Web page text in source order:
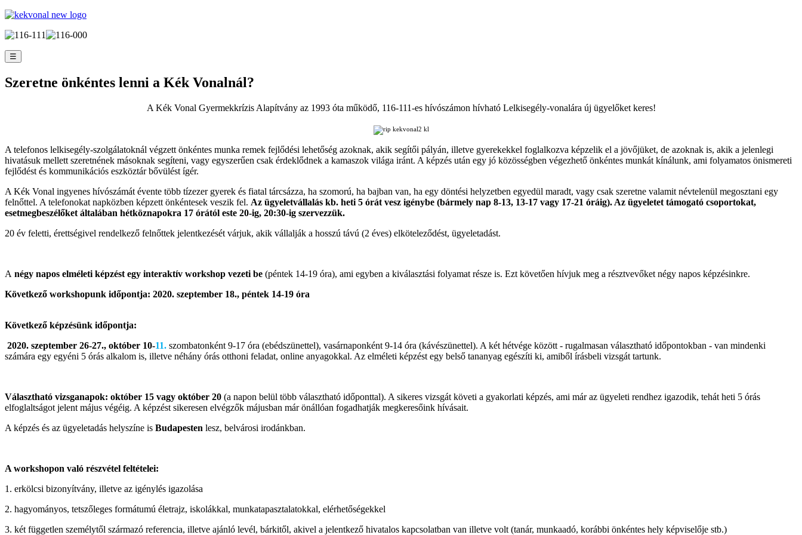
☰
Szeretne önkéntes lenni a Kék Vonalnál?
A Kék Vonal Gyermekkrízis Alapítvány az 1993 óta működő, 116-111-es hívószámon hívható Lelkisegély-vonalára új ügyelőket keres!
A telefonos lelkisegély-szolgálatoknál végzett önkéntes munka remek fejlődési lehetőség azoknak, akik segítői pályán, illetve gyerekekkel foglalkozva képzelik el a jövőjüket, de azoknak is, akik a jelenlegi
hivatásuk mellett szeretnének másoknak segíteni, vagy egyszerűen csak érdeklődnek a kamaszok világa iránt. A képzés után egy jó közösségben végezhető önkéntes munkát kínálunk, ami folyamatos önismereti
fejlődést és kommunikációs eszköztár bővülést ígér.
A Kék Vonal ingyenes hívószámát évente több tízezer gyerek és fiatal tárcsázza, ha szomorú, ha bajban van, ha egy döntési helyzetben egyedül maradt, vagy csak szeretne valamit névtelenül megosztani egy
felnőttel. A telefonokat napközben képzett önkéntesek veszik fel. Az ügyeletvállalás kb. heti 5 órát vesz igénybe (bármely nap 8-13, 13-17 vagy 17-21 óráig). Az ügyeletet támogató csoportokat,
esetmegbeszélőket általában hétköznapokra 17 órától este 20-ig, 20:30-ig szervezzük.
20 év feletti, érettségivel rendelkező felnőttek jelentkezését várjuk, akik vállalják a hosszú távú (2 éves) elköteleződést, ügyeletadást.
A négy napos elméleti képzést egy interaktív workshop vezeti be (péntek 14-19 óra), ami egyben a kiválasztási folyamat része is. Ezt követően hívjuk meg a résztvevőket négy napos képzésinkre.
Következő workshopunk időpontja: 2020. szeptember 18., péntek 14-19 óra
Következő képzésünk időpontja:
2020. szeptember 26-27., október 10-11. szombatonként 9-17 óra (ebédszünettel), vasárnaponként 9-14 óra (kávészünettel). A két hétvége között - rugalmasan választható időpontokban - van mindenki
számára egy egyéni 5 órás alkalom is, illetve néhány órás otthoni feladat, online anyagokkal. Az elméleti képzést egy belső tananyag egészíti ki, amiből írásbeli vizsgát tartunk.
Választható vizsganapok: október 15 vagy október 20 (a napon belül több választható időponttal). A sikeres vizsgát követi a gyakorlati képzés, ami már az ügyeleti rendhez igazodik, tehát heti 5 órás
elfoglaltságot jelent május végéig. A képzést sikeresen elvégzők májusban már önállóan fogadhatják megkeresőink hívásait.
A képzés és az ügyeletadás helyszíne is Budapesten lesz, belvárosi irodánkban.
A workshopon való részvétel feltételei:
1. erkölcsi bizonyítvány, illetve az igénylés igazolása
2. hagyományos, tetszőleges formátumú életrajz, iskolákkal, munkatapasztalatokkal, elérhetőségekkel
3. két független személytől származó referencia, illetve ajánló levél, bárkitől, akivel a jelentkező hivatalos kapcsolatban van illetve volt (tanár, munkaadó, korábbi önkéntes hely képviselője stb.)